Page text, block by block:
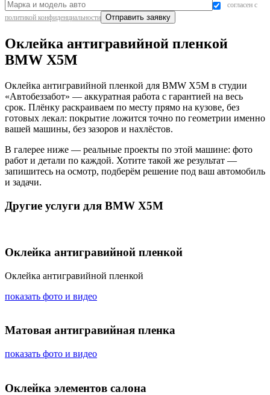
согласен с
политикой конфиденциальности
Оклейка антигравийной пленкой
BMW X5M
Оклейка антигравийной пленкой для BMW X5M в студии
«Автобеззабот» — аккуратная работа с гарантией на весь
срок. Плёнку раскраиваем по месту прямо на кузове, без
готовых лекал: покрытие ложится точно по геометрии именно
вашей машины, без зазоров и нахлёстов.
В галерее ниже — реальные проекты по этой машине: фото
работ и детали по каждой. Хотите такой же результат —
запишитесь на осмотр, подберём решение под ваш автомобиль
и задачи.
Другие услуги для BMW X5M
Оклейка антигравийной пленкой
Оклейка антигравийной пленкой
показать фото и видео
Матовая антигравийная пленка
показать фото и видео
Оклейка элементов салона